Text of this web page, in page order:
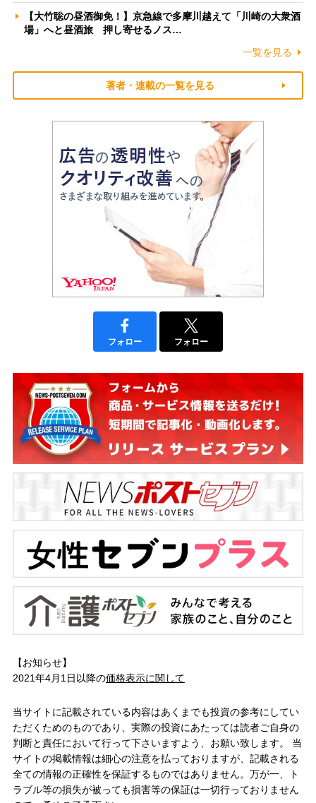
【大竹聡の昼酒御免！】京急線で多摩川越えて「川崎の大衆酒
場」へと昼酒旅 押し寄せるノス…
一覧を見る
著者・連載の一覧を見る
フォロー フォロー
【お知らせ】
2021年4月1日以降の価格表示に関して
当サイトに記載されている内容はあくまでも投資の参考にしてい
ただくためのものであり、実際の投資にあたっては読者ご自身の
判断と責任において行って下さいますよう、お願い致します。 当
サイトの掲載情報は細心の注意を払っておりますが、記載される
全ての情報の正確性を保証するものではありません。万が一、ト
ラブル等の損失が被っても損害等の保証は一切行っておりません